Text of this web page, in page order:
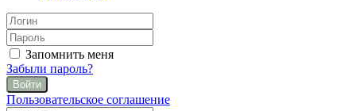
Запомнить меня
Забыли пароль?
Войти
Пользовательское соглашение